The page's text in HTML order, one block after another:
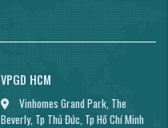
VPGD HCM
Vinhomes Grand Park, The
Beverly, Tp Thủ Đức, Tp Hồ Chí Minh